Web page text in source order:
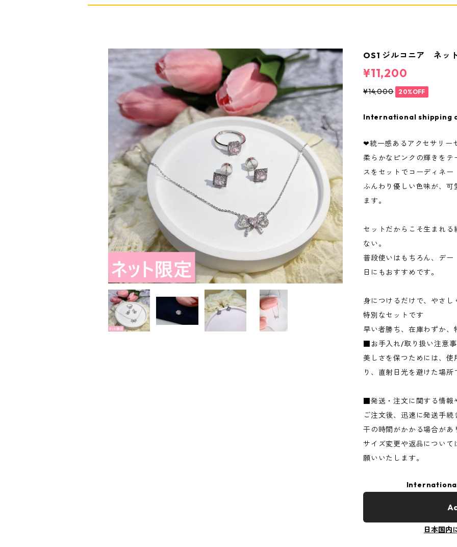
OS1 ジルコニア ネッ
¥11,200
¥14,000 20%OFF
International shipping
❤統一感あるアクセサリー
柔らかなピンクの輝きを
スをセットでコーディネー
ふんわり優しい色味が、
ます。
セットだからこそ生まれ
ない。
普段使いはもちろん、デ
日にもおすすめです。
身につけるだけで、やさ
特別なセットです
早い者勝ち、在庫わずか、
■お手入れ/取り扱い注意
美しさを保つためには、
り、直射日光を避けた場
■発送・注文に関する情報
ご注文後、迅速に発送手
干の時間がかかる場合が
サイズ変更や返品につい
願いいたします。
日本国内